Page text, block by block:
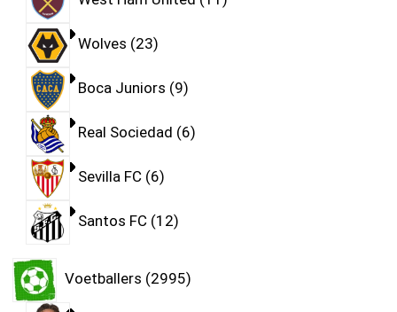
Wolves 23
Boca Juniors 9
Real Sociedad 6
Sevilla FC 6
Santos FC 12
Voetballers 2995